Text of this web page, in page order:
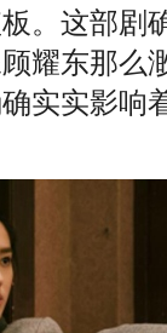
。这部剧
耀东那么
实实影响